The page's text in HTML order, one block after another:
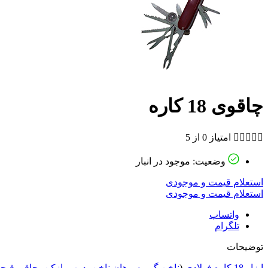
چاقوی 18 کاره
     امتیاز 0 از 5
وضعیت: موجود در انبار
استعلام قیمت و موجودی
استعلام قیمت و موجودی
واتساپ
تلگرام
توضیحات